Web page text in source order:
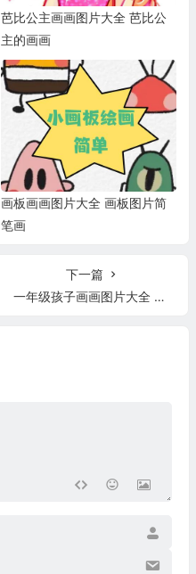
芭比公主画画图片大全 芭比公
主的画画
画板画画图片大全 画板图片简
笔画
下一篇
一年级孩子画画图片大全 一年级孩子绘画作品